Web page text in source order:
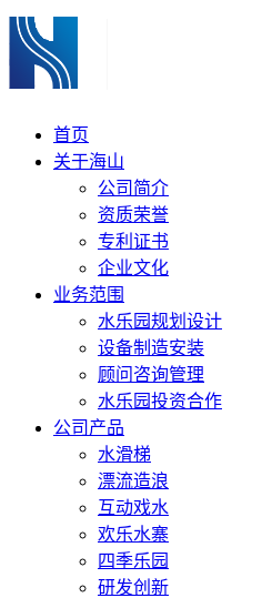
首页
关于海山
公司简介
资质荣誉
专利证书
企业文化
业务范围
水乐园规划设计
设备制造安装
顾问咨询管理
水乐园投资合作
公司产品
水滑梯
漂流造浪
互动戏水
欢乐水寨
四季乐园
研发创新